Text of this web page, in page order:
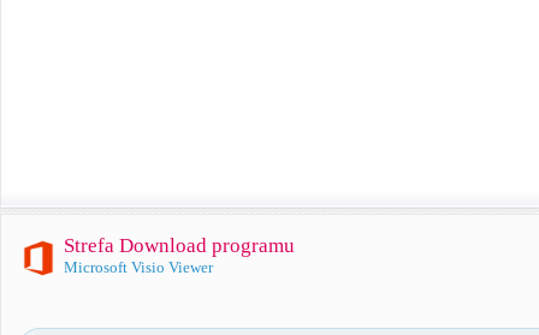
Strefa Download programu
Microsoft Visio Viewer